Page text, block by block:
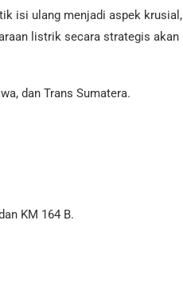
isi ulang menjadi aspek krusial,
listrik secara strategis akan
dan Trans Sumatera.
KM 164 B.